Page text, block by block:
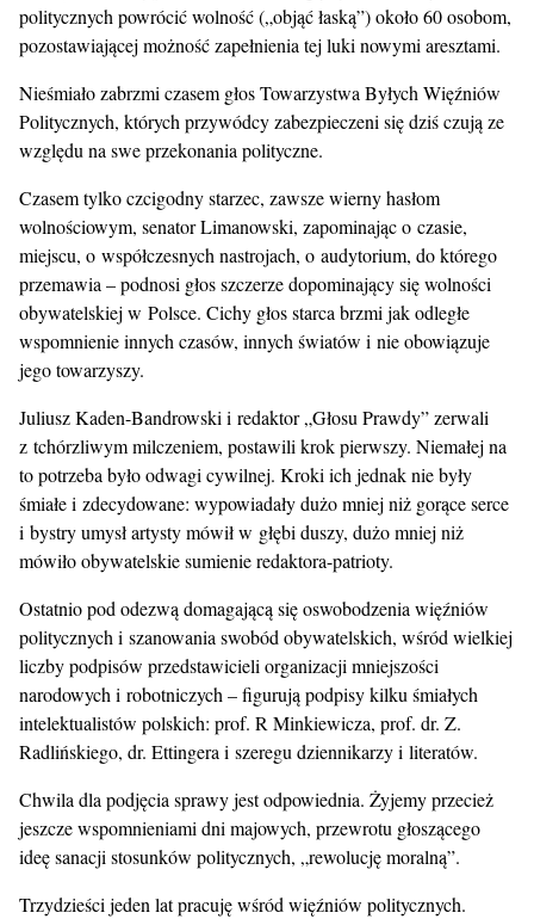
politycznych powrócić wolność („objąć łaską”) około 60 osobom,
pozostawiającej możność zapełnienia tej luki nowymi aresztami.
Nieśmiało zabrzmi czasem głos Towarzystwa Byłych Więźniów
Politycznych, których przywódcy zabezpieczeni się dziś czują ze
względu na swe przekonania polityczne.
Czasem tylko czcigodny starzec, zawsze wierny hasłom
wolnościowym, senator Limanowski, zapominając o czasie,
miejscu, o współczesnych nastrojach, o audytorium, do którego
przemawia – podnosi głos szczerze dopominający się wolności
obywatelskiej w Polsce. Cichy głos starca brzmi jak odległe
wspomnienie innych czasów, innych światów i nie obowiązuje
jego towarzyszy.
Juliusz Kaden-Bandrowski i redaktor „Głosu Prawdy” zerwali
z tchórzliwym milczeniem, postawili krok pierwszy. Niemałej na
to potrzeba było odwagi cywilnej. Kroki ich jednak nie były
śmiałe i zdecydowane: wypowiadały dużo mniej niż gorące serce
i bystry umysł artysty mówił w głębi duszy, dużo mniej niż
mówiło obywatelskie sumienie redaktora-patrioty.
Ostatnio pod odezwą domagającą się oswobodzenia więźniów
politycznych i szanowania swobód obywatelskich, wśród wielkiej
liczby podpisów przedstawicieli organizacji mniejszości
narodowych i robotniczych – figurują podpisy kilku śmiałych
intelektualistów polskich: prof. R Minkiewicza, prof. dr. Z.
Radlińskiego, dr. Ettingera i szeregu dziennikarzy i literatów.
Chwila dla podjęcia sprawy jest odpowiednia. Żyjemy przecież
jeszcze wspomnieniami dni majowych, przewrotu głoszącego
ideę sanacji stosunków politycznych, „rewolucję moralną”.
Trzydzieści jeden lat pracuję wśród więźniów politycznych.